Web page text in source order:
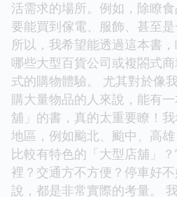
活需求的場所。例如，除瞭
要能買到傢電、服飾、甚至是
所以，我希望能透過這本書
哪些大型百貨公司或複閤式
式的購物體驗。 尤其對於像
購大量物品的人來說，能有
舖」的書，真的太重要瞭！
地區，例如颱北、颱中、高雄
比較有特色的「大型店舖」
裡？交通方不方便？停車好
說，都是非常實際的考量。